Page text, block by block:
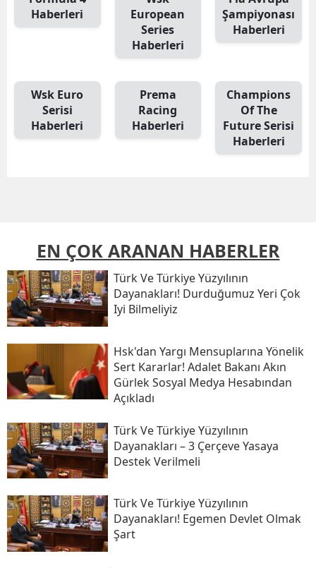
Haberleri
European
Series
Haberleri
Şampiyonası
Haberleri
Wsk Euro
Serisi
Haberleri
Prema
Racing
Haberleri
Champions
Of The
Future Serisi
Haberleri
EN ÇOK ARANAN HABERLER
Türk Ve Türkiye Yüzyılının
Dayanakları! Durduğumuz Yeri Çok
Iyi Bilmeliyiz
Hsk'dan Yargı Mensuplarına Yönelik
Sert Kararlar! Adalet Bakanı Akın
Gürlek Sosyal Medya Hesabından
Açıkladı
Türk Ve Türkiye Yüzyılının
Dayanakları – 3 Çerçeve Yasaya
Destek Verilmeli
Türk Ve Türkiye Yüzyılının
Dayanakları! Egemen Devlet Olmak
Şart